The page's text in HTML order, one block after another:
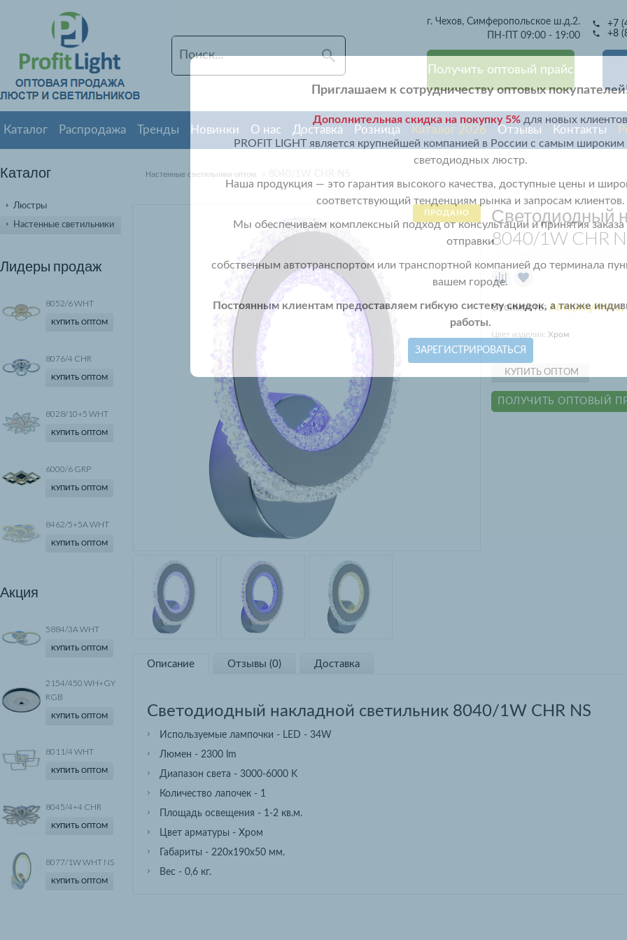
г. Чехов, Симферопольское ш.д.2.
ПН-ПТ 09:00 - 19:00
+7
+8
Получить оптовый прайс
Каталог Распродажа Тренды Новинки О нас Доставка Розница Каталог 2026 Отзывы Контакты
Каталог
Люстры
Настенные светильники
Лидеры продаж
8052/6 WHT
КУПИТЬ ОПТОМ
8076/4 CHR
КУПИТЬ ОПТОМ
8028/10+5 WHT
КУПИТЬ ОПТОМ
6000/6 GRP
КУПИТЬ ОПТОМ
8462/5+5A WHT
КУПИТЬ ОПТОМ
Акция
5884/3A WHT
КУПИТЬ ОПТОМ
2154/450 WH+GY
RGB
КУПИТЬ ОПТОМ
8011/4 WHT
КУПИТЬ ОПТОМ
8045/4+4 CHR
КУПИТЬ ОПТОМ
8077/1W WHT NS
КУПИТЬ ОПТОМ
Настенные светильники оптом
ПРОДАНО
Светодиодный
8040/1W CHR
Стоимость:
Цвет изделия: Хром
КУПИТЬ ОПТОМ
ПОЛУЧИТЬ ОПТОВЫЙ
Описание Отзывы (0) Доставка
Светодиодный накладной светильник 8040/1W CHR NS
Используемые лампочки - LED - 34W
Люмен - 2300 lm
Диапазон света - 3000-6000 K
Количество лапочек - 1
Площадь освещения - 1-2 кв.м.
Цвет арматуры - Хром
Габариты - 220х190х50 мм.
Вес - 0,6 кг.
Приглашаем к сотрудничеству оптовых
Дополнительная скидка на покупку 5% для новых клиентов
PROFIT LIGHT является крупнейшей компанией в России с самым
светодиодных люстр.
Наша продукция — это гарантия высокого качества, доступные цены и
соответствующий тенденциям рынка и запросам клиентов.
Мы обеспечиваем комплексный подход от консультации и принятия заказа
отправки
собственным автотранспортом или транспортной компанией до терминала
вашем городе.
Постоянным клиентам предоставляем гибкую систему скидок, а также
работы.
ЗАРЕГИСТРИРОВАТЬСЯ